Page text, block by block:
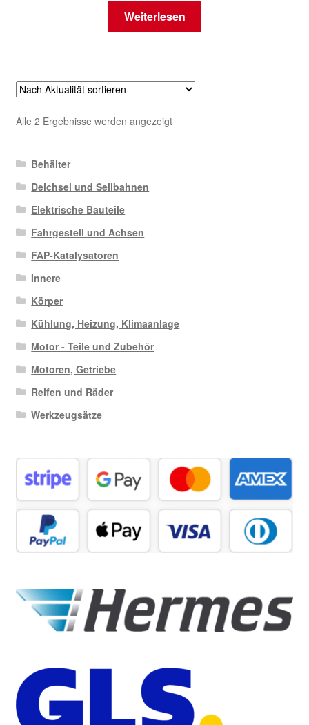
Weiterlesen
Alle 2 Ergebnisse werden angezeigtNach
Behälter
Deichsel und Seilbahnen
Elektrische Bauteile
Fahrgestell und Achsen
FAP-Katalysatoren
Innere
Körper
Kühlung, Heizung, Klimaanlage
Motor - Teile und Zubehör
Motoren, Getriebe
Reifen und Räder
Werkzeugsätze